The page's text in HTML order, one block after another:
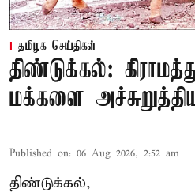
தமிழக செய்திகள்
திண்டுக்கல்:
மக்களை
Published on: 06 Aug 2026, 2:52 am
திண்டுக்கல்,